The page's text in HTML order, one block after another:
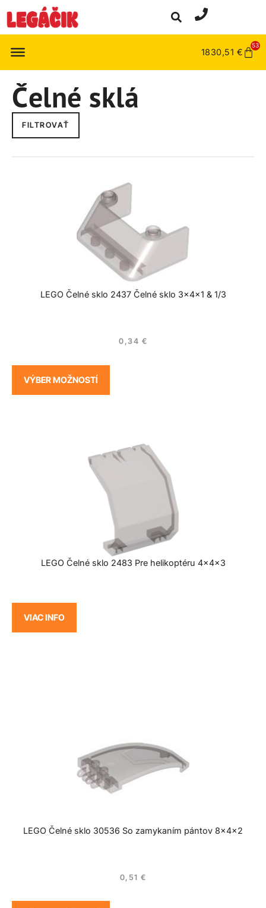
1830,51 €
53
Čelné sklá
FILTROVAŤ
LEGO Čelné sklo 2437 Čelné sklo 3x4x1 & 1/3
0,34 €
VÝBER MOŽNOSTÍ
LEGO Čelné sklo 2483 Pre helikoptéru 4x4x3
VIAC INFO
LEGO Čelné sklo 30536 So zamykaním pántov 8x4x2
0,51 €